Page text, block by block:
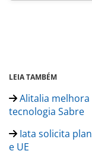
LEIA TAMBÉM
Alitalia melhora
tecnologia Sabre
Iata solicita
e UE